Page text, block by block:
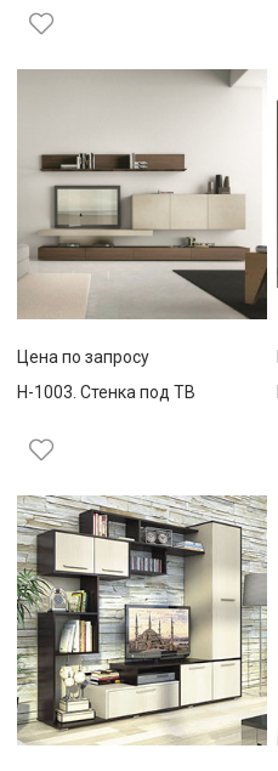
Цена по запросу
Н-1003. Стенка под ТВ